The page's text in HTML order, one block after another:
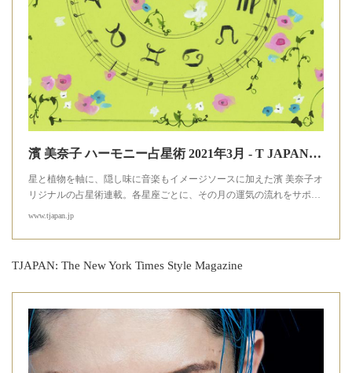
濱 美奈子 ハーモニー占星術 2021年3月 - T JAPAN:The New York Times Style Magazine 公式サイト
星と植物を軸に、隠し味に音楽もイメージソースに加えた濱 美奈子オ
リジナルの占星術連載。各星座ごとに、その月の運気の流れをサポ…
www.tjapan.jp
TJAPAN: The New York Times Style Magazine